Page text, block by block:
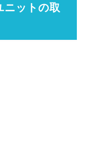
ニットの取